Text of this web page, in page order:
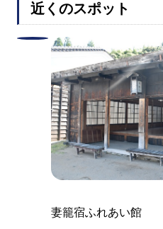
近くのスポット
妻籠宿ふれあい館